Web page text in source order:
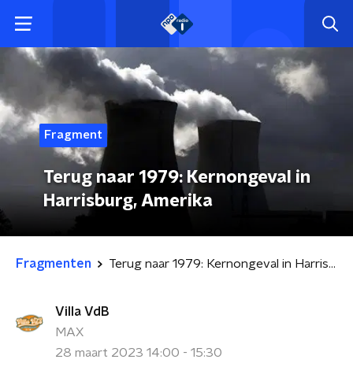
Fragment
Terug naar 1979: Kernongeval in
Harrisburg, Amerika
Fragmenten Terug naar 1979: Kernongeval in Harrisburg, Amerika
Villa VdB
MAX
28 maart 2023 14:00 - 15:30